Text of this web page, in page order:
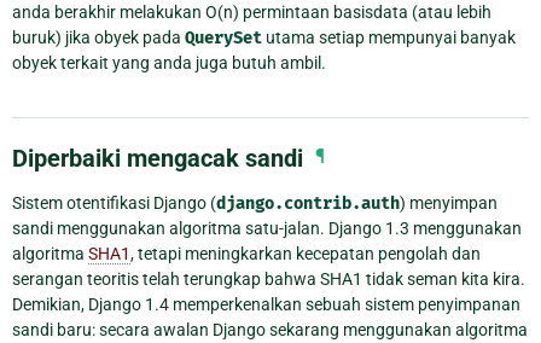
anda berakhir melakukan O(n) permintaan basisdata (atau lebih
buruk) jika obyek pada QuerySet utama setiap mempunyai banyak
obyek terkait yang anda juga butuh ambil.
Diperbaiki mengacak sandi ¶
Sistem otentifikasi Django (django.contrib.auth) menyimpan
sandi menggunakan algoritma satu-jalan. Django 1.3 menggunakan
algoritma SHA1, tetapi meningkarkan kecepatan pengolah dan
serangan teoritis telah terungkap bahwa SHA1 tidak seman kita kira.
Demikian, Django 1.4 memperkenalkan sebuah sistem penyimpanan
sandi baru: secara awalan Django sekarang menggunakan algoritma